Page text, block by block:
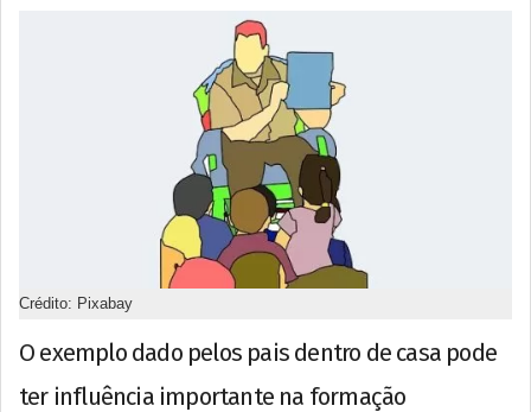
Crédito: Pixabay
O exemplo dado pelos pais dentro de casa pode
ter influência importante na formação